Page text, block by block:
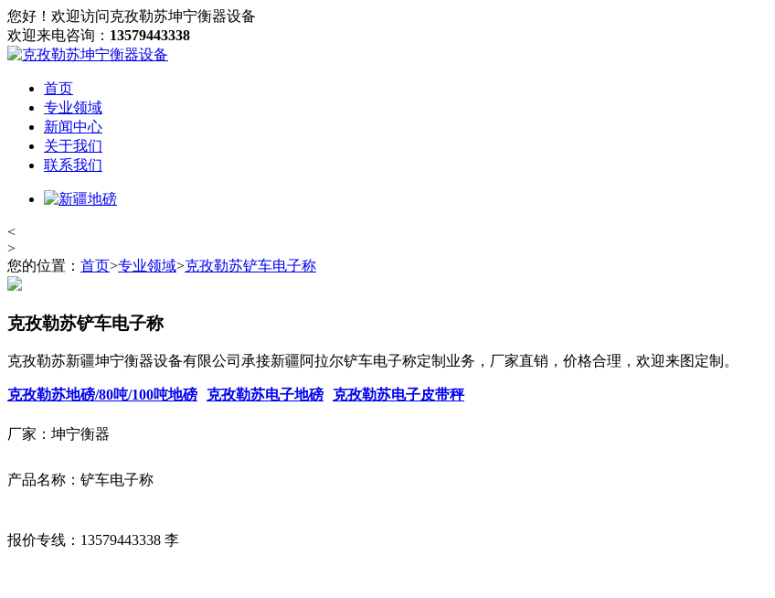
您好！欢迎访问克孜勒苏坤宁衡器设备
欢迎来电咨询： 13579443338
首页
专业领域
新闻中心
关于我们
联系我们
<
>
您的位置： 首页>专业领域>克孜勒苏铲车电子称
克孜勒苏铲车电子称
克孜勒苏新疆坤宁衡器设备有限公司承接新疆阿拉尔铲车电子称定制业务，厂家直销，价格合理，欢迎来图定制。
克孜勒苏地磅/80吨/100吨地磅 克孜勒苏电子地磅 克孜勒苏电子皮带秤
厂家：坤宁衡器
产品名称：铲车电子称
报价专线：13579443338 李